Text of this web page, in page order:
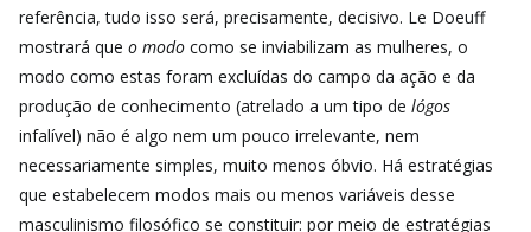
referência, tudo isso será, precisamente, decisivo. Le Doeuff
mostrará que o modo como se inviabilizam as mulheres, o
modo como estas foram excluídas do campo da ação e da
produção de conhecimento (atrelado a um tipo de lógos
infalível) não é algo nem um pouco irrelevante, nem
necessariamente simples, muito menos óbvio. Há estratégias
que estabelecem modos mais ou menos variáveis desse
masculinismo filosófico se constituir: por meio de estratégias